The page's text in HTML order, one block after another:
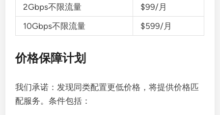
2Gbps不限流量
$99/月
10Gbps不限流量
$599/月
价格保障计划
我们承诺：发现同类配置更低价格，将提供价格匹
配服务。条件包括：